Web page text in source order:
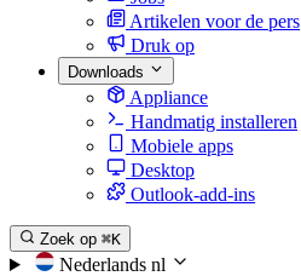
Artikelen voor de pers
Druk op
Downloads
Appliance
Handmatig installeren
Mobiele apps
Desktop
Outlook-add-ins
Zoek op ⌘K
Nederlands nl